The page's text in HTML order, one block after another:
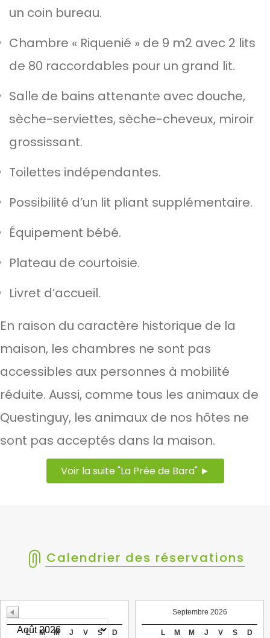
un coin bureau.
Chambre « Riquenié » de 9 m2 avec 2 lits
de 80 raccordables pour un grand lit.
Salle de bains attenante avec douche,
sèche-serviettes, sèche-cheveux, miroir
grossissant.
Toilettes indépendantes.
Possibilité d’un lit pliant supplémentaire.
Équipement bébé.
Plateau de courtoisie.
Livret d’accueil.
En raison du caractère historique de la
maison, les chambres ne sont pas
accessibles aux personnes à mobilité
réduite. Aussi, comme tous les animaux de
Questinguy, les animaux de nos hôtes ne
sont pas acceptés dans la maison.
Voir la suite "La Prée de Bara" ►
Calendrier des réservations
L M M J V S
D
Septembre 2026
L M M J V S
D